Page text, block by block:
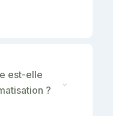
est-elle
?
⌄